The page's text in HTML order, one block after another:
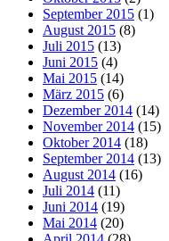
September 2015 (1)
August 2015 (8)
Juli 2015 (13)
Juni 2015 (4)
Mai 2015 (14)
März 2015 (6)
Dezember 2014 (14)
November 2014 (15)
Oktober 2014 (18)
September 2014 (13)
August 2014 (16)
Juli 2014 (11)
Juni 2014 (19)
Mai 2014 (20)